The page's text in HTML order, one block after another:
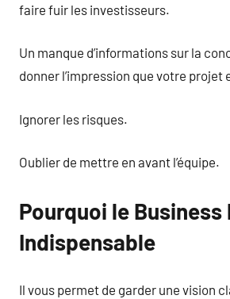
faire fuir les investisseurs.
Un manque d’informations sur la
donner l’impression que votre projet
Ignorer les risques.
Oublier de mettre en avant l’équipe.
Pourquoi le Business
Indispensable
Il vous permet de garder une vision